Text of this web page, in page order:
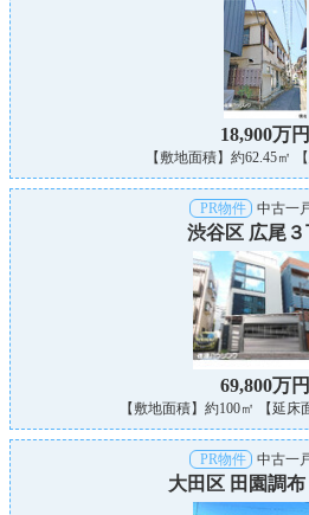
18,900万円
【敷地面積】約62.45㎡
PR物件 中古一
渋谷区 広尾３
69,800万円
【敷地面積】約100㎡ 【延床
PR物件 中古一
大田区 田園調布